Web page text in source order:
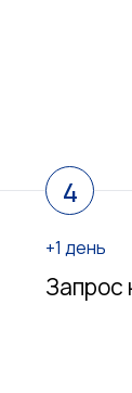
4
+1 день
Запрос